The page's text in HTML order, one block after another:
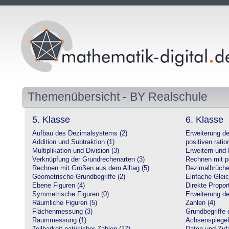
Themenübersicht - BY Realschule
5. Klasse
Aufbau des Dezimalsystems (2)
Addition und Subtraktion (1)
Multiplikation und Division (3)
Verknüpfung der Grundrechenarten (3)
Rechnen mit Größen aus dem Alltag (5)
Geometrische Grundbegriffe (2)
Ebene Figuren (4)
Symmetrische Figuren (0)
Räumliche Figuren (5)
Flächenmessung (3)
Raummessung (1)
6. Klasse
Erweiterung
positiven
Erweitern und
Rechnen mit
Einfache
Direkte
Erweiterung
Zahlen (4)
Grundbegriffe